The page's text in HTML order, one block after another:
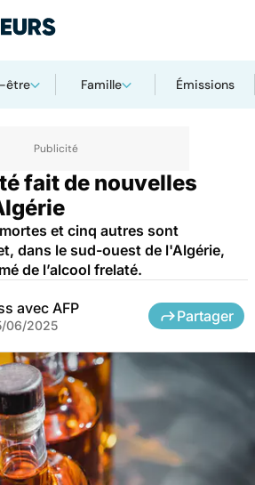
être Famille Émissions
fait de nouvelles
et cinq autres sont
dans le sud-ouest de l'Algérie,
de l’alcool frelaté.
avec AFP
06/2025
Partager